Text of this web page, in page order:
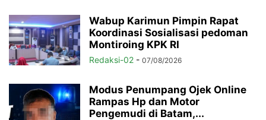
Wabup Karimun Pimpin Rapat
Koordinasi Sosialisasi pedoman
Montiroing KPK RI
Redaksi-02 - 07/08/2026
Modus Penumpang Ojek Online
Rampas Hp dan Motor
Pengemudi di Batam,...